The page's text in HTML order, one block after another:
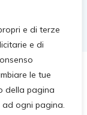
e di terze
e di
le tue
della pagina
ad ogni pagina.